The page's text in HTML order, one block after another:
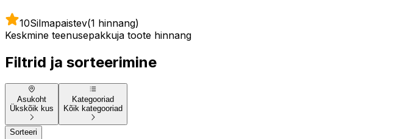
10Silmapaistev(1 hinnang)
Keskmine teenusepakkuja toote hinnang
Filtrid ja sorteerimine
Asukoht
Ükskõik kus
Kategooriad
Kõik kategooriad
Sorteeri